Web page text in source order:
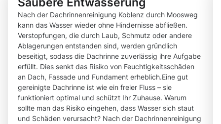
Nach der Dachrinnenreinigung Koblenz durch Moosweg
kann das Wasser wieder ohne Hindernisse abfließen.
Verstopfungen, die durch Laub, Schmutz oder andere
Ablagerungen entstanden sind, werden gründlich
beseitigt, sodass die Dachrinne zuverlässig ihre Aufgabe
erfüllt. Dies senkt das Risiko von Feuchtigkeitsschäden
an Dach, Fassade und Fundament erheblich.Eine gut
gereinigte Dachrinne ist wie ein freier Fluss – sie
funktioniert optimal und schützt Ihr Zuhause. Warum
sollte man das Risiko eingehen, dass Wasser sich staut
und Schäden verursacht? Nach der Dachrinnenreinigung